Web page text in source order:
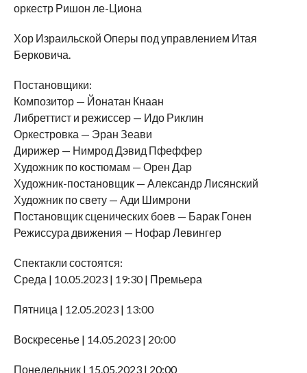
оркестр Ришон ле-Циона
Хор Израильской Оперы под управлением Итая
Берковича.
Постановщики:
Композитор — Йонатан Кнаан
Либреттист и режиссер — Идо Риклин
Оркестровка — Эран Зеави
Дирижер — Нимрод Дэвид Пфеффер
Художник по костюмам — Орен Дар
Художник-постановщик — Александр Лисянский
Художник по свету — Ади Шимрони
Постановщик сценических боев — Барак Гонен
Режиссура движения — Нофар Левингер
Спектакли состоятся:
Среда | 10.05.2023 | 19:30 | Премьера
Пятница | 12.05.2023 | 13:00
Воскресенье | 14.05.2023 | 20:00
Понедельник | 15.05.2023 | 20:00